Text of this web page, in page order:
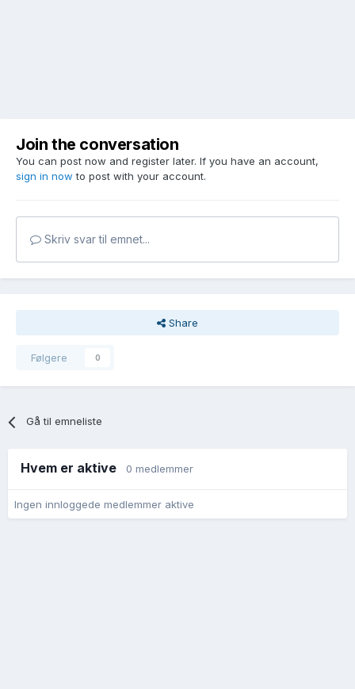
Join the conversation
You can post now and register later. If you have an account,
sign in now to post with your account.
Skriv svar til emnet...
Share
Følgere 0
Gå til emneliste
Hvem er aktive 0 medlemmer
Ingen innloggede medlemmer aktive